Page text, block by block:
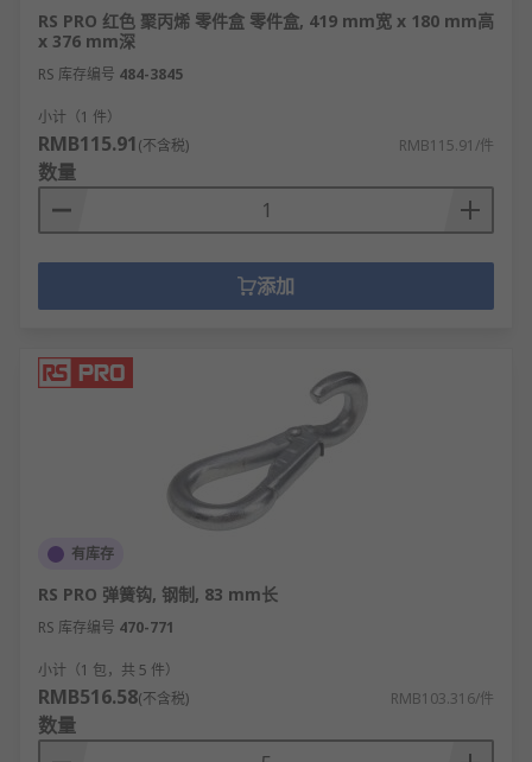
RS PRO 红色 聚丙烯 零件盒 零件盒, 419 mm宽 x 180 mm高
x 376 mm深
RS 库存编号 484-3845
小计（1 件）
RMB115.91(不含税) RMB115.91/件
数量
添加
有库存
RS PRO 弹簧钩, 钢制, 83 mm长
RS 库存编号 470-771
小计（1 包，共 5 件）
RMB516.58(不含税) RMB103.316/件
数量